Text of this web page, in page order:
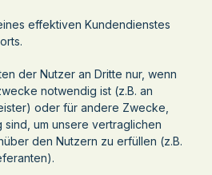
effektiven Kundendienstes
der Nutzer an Dritte nur, wenn
notwendig ist (z.B. an
oder für andere Zwecke,
um unsere vertraglichen
den Nutzern zu erfüllen (z.B.